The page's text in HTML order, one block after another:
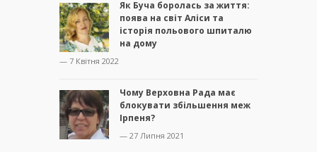
Як Буча боролась за життя:
поява на світ Аліси та
історія польового шпиталю
на дому
— 7 Квітня 2022
Чому Верховна Рада має
блокувати збільшення меж
Ірпеня?
— 27 Липня 2021